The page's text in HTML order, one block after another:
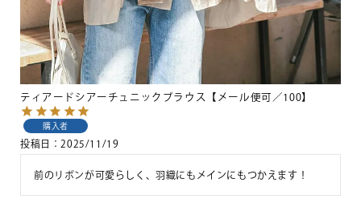
ティアードシアーチュニックブラウス【メール便可／100】
購入者
投稿日 2025/11/19
前のリボンが可愛らしく、羽織にもメインにもつかえます！